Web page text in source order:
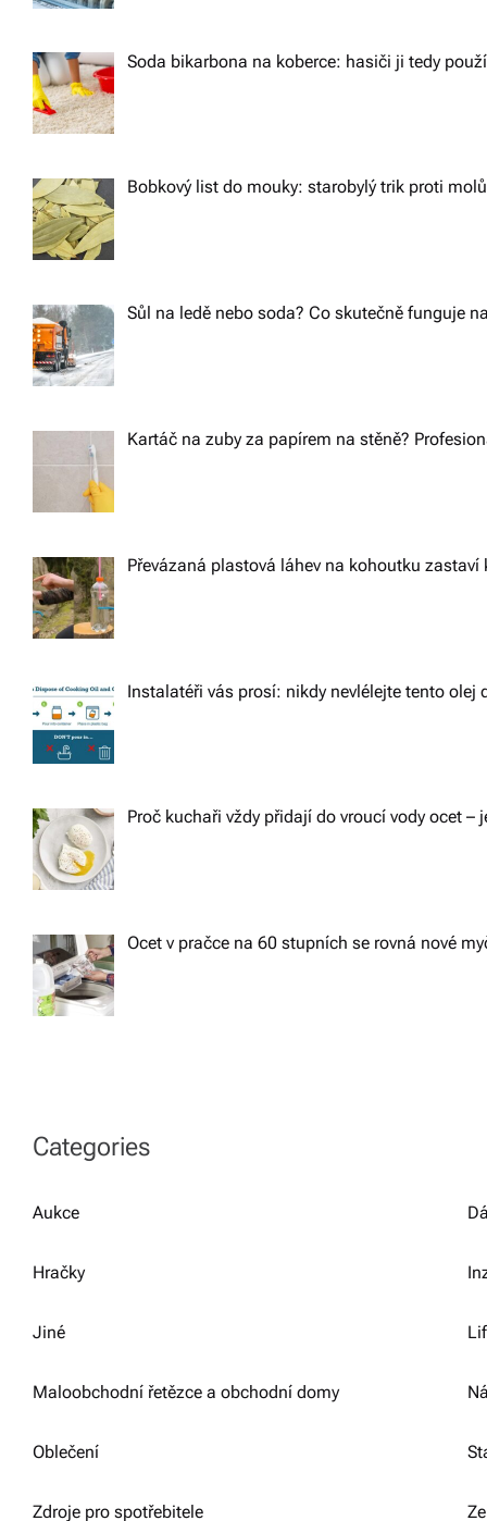
Soda bikarbona na koberce: hasiči ji tedy
Bobkový list do mouky: starobylý trik proti
Sůl na ledě nebo soda? Co skutečně funguje
Kartáč na zuby za papírem na stěně?
Převázaná plastová láhev na kohoutku zastaví
Instalatéři vás prosí: nikdy nevlélejte tento olej
Proč kuchaři vždy přidají do vroucí vody ocet –
Ocet v pračce na 60 stupních se rovná nové
Categories
Aukce
Hračky
Jiné
Maloobchodní řetězce a obchodní domy
Oblečení
Zdroje pro spotřebitele